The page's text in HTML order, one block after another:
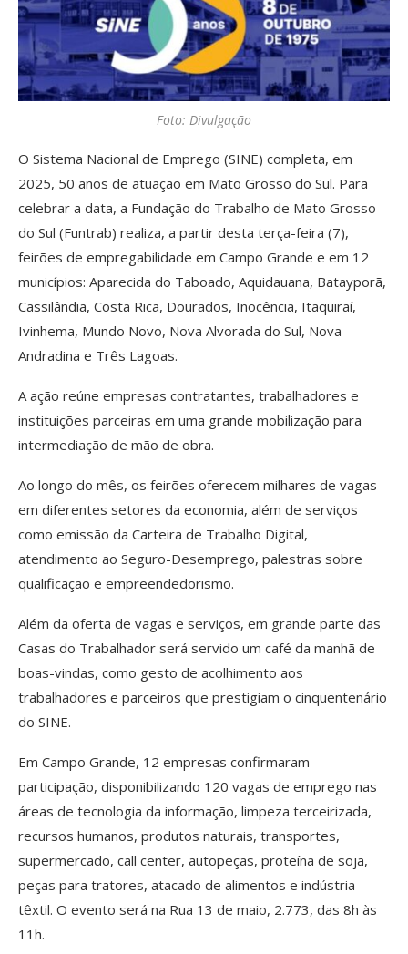
Foto: Divulgação
O Sistema Nacional de Emprego (SINE) completa, em
2025, 50 anos de atuação em Mato Grosso do Sul. Para
celebrar a data, a Fundação do Trabalho de Mato Grosso
do Sul (Funtrab) realiza, a partir desta terça-feira (7),
feirões de empregabilidade em Campo Grande e em 12
municípios: Aparecida do Taboado, Aquidauana, Batayporã,
Cassilândia, Costa Rica, Dourados, Inocência, Itaquiraí,
Ivinhema, Mundo Novo, Nova Alvorada do Sul, Nova
Andradina e Três Lagoas.
A ação reúne empresas contratantes, trabalhadores e
instituições parceiras em uma grande mobilização para
intermediação de mão de obra.
Ao longo do mês, os feirões oferecem milhares de vagas
em diferentes setores da economia, além de serviços
como emissão da Carteira de Trabalho Digital,
atendimento ao Seguro-Desemprego, palestras sobre
qualificação e empreendedorismo.
Além da oferta de vagas e serviços, em grande parte das
Casas do Trabalhador será servido um café da manhã de
boas-vindas, como gesto de acolhimento aos
trabalhadores e parceiros que prestigiam o cinquentenário
do SINE.
Em Campo Grande, 12 empresas confirmaram
participação, disponibilizando 120 vagas de emprego nas
áreas de tecnologia da informação, limpeza terceirizada,
recursos humanos, produtos naturais, transportes,
supermercado, call center, autopeças, proteína de soja,
peças para tratores, atacado de alimentos e indústria
têxtil. O evento será na Rua 13 de maio, 2.773, das 8h às
11h.